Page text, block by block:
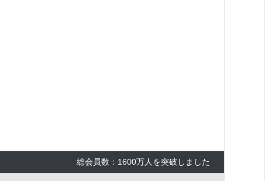
総会員数：1600万人を突破しました